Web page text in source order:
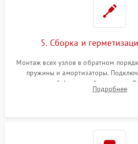
5. Сборка и
Монтаж всех узлов в обратном
пружины и амортизаторы.
надежной фиксацией хомутами.
герметиком для предотвращения
Подробнее